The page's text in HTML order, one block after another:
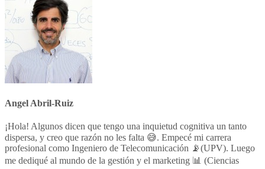
Angel Abril-Ruiz
¡Hola! Algunos dicen que tengo una inquietud cognitiva un tanto
dispersa, y creo que razón no les falta 😅. Empecé mi carrera
profesional como Ingeniero de Telecomunicación 📡(UPV). Luego
me dediqué al mundo de la gestión y el marketing 📊 (Ciencias